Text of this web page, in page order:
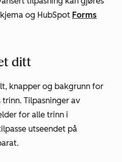
og HubSpot Forms
ditt
knapper og bakgrunn for
Tilpasninger av
for alle trinn i
utseendet på